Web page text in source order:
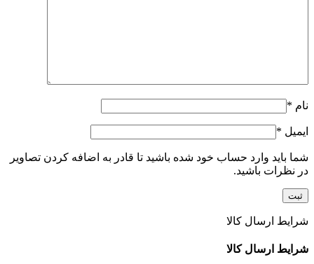
نام *
ایمیل *
شما باید وارد حساب خود شده باشید تا قادر به اضافه کردن تصاویر
در نظرات باشید.
شرایط ارسال کالا
شرایط ارسال کالا